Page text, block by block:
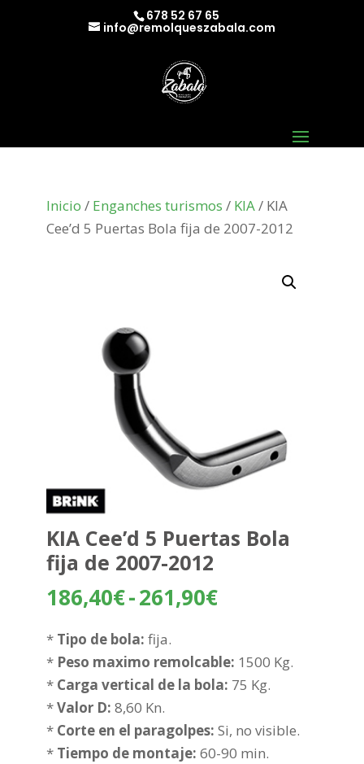
678 52 67 65
info@remolqueszabala.com
Inicio / Enganches turismos / KIA/ KIA
Cee’d 5 Puertas Bola fija de 2007-2012
KIA Cee’d 5 Puertas Bola
fija de 2007-2012
186,40€-261,90€Rango
desde
186,40€
261,90€
* Tipo de bola: fija.
* Peso maximo remolcable: 1500 Kg.
* Carga vertical de la bola: 75 Kg.
*Valor D: 8,60 Kn.
* Corte en el paragolpes: Si, no visible.
* Tiempo de montaje: 60-90 min.